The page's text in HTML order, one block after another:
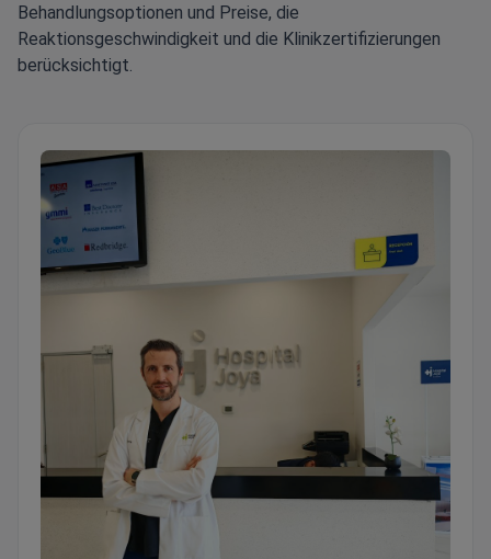
Behandlungsoptionen und Preise, die
Reaktionsgeschwindigkeit und die Klinikzertifizierungen
berücksichtigt.